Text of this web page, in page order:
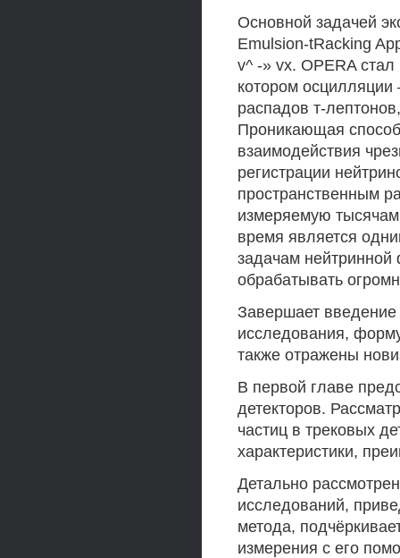
Основной задачей
Emulsion-tRacking
v^ -» vx. OPERA
котором
распадов т-
Проникающая
взаимодействия
регистрации
пространственным
измеряемую
время является
задачам нейтринной
обрабатывать
Завершает введение
исследования,
также отражены
В первой главе
детекторов.
частиц в трековых
характеристики,
Детально
исследований,
метода,
измерения с его